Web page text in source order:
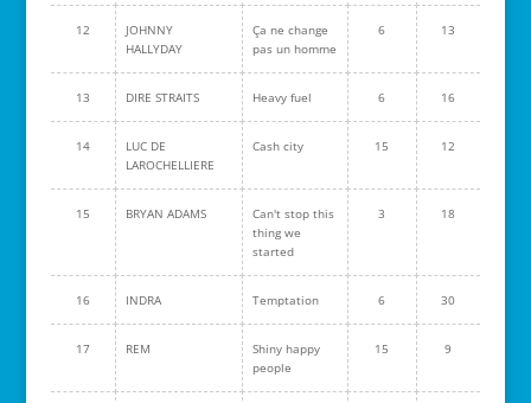
12
JOHNNY
HALLYDAY
Ça ne change
pas un homme
6 13
13 DIRE STRAITS Heavy fuel 6 16
14
LUC DE
LAROCHELLIERE
Cash city 15 12
15 BRYAN ADAMS
Can't stop this
thing we
started
3 18
16 INDRA Temptation 6 30
17 REM
Shiny happy
people
15 9